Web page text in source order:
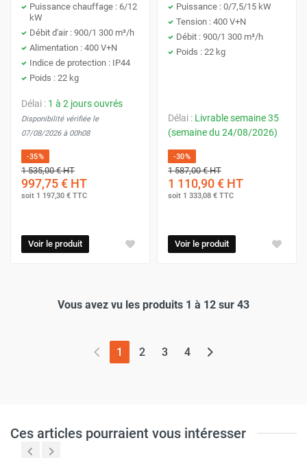
Puissance chauffage : 6/12
kW
Débit d'air : 900/1 300 m³/h
Alimentation : 400 V+N
Indice de protection : IP44
Poids : 22 kg
Délai : 1 à 2 jours ouvrés
Disponibilité vérifiée le
07/08/2026 à 00h08
-35%
1 535,00 €HT
997,75 € HT
soit 1 197,30 € TTC
Voir le produit
Puissance : 0/7,5/15 kW
Tension : 400 V+N
Débit : 900/1 300 m³/h
Poids : 22 kg
Délai : Livrable semaine 35
(semaine du 24/08/2026)
-30%
1 587,00 €HT
1 110,90 € HT
soit 1 333,08 € TTC
Voir le produit
Vous avez vu les produits 1 à 12 sur 43
1 (page actuelle)
2 3 4
Ces articles pourraient vous intéresser